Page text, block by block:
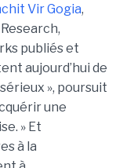
Vir Gogia,
publiés et
aujourd’hui de
», poursuit
une
»Et
à la